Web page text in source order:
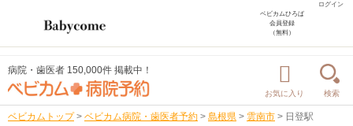
ログイン
ベビカムひろば
会員登録
（無料）
病院・歯医者 150,000件 掲載中！
お気に入り 検索
ベビカムトップ > ベビカム病院・歯医者予約 > 島根県 > 雲南市 > 日登駅